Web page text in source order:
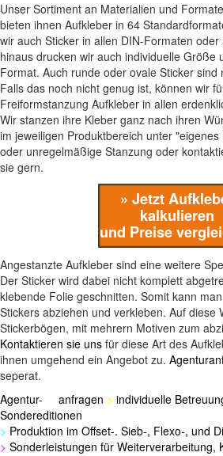
Unser Sortiment an Materialien und
bieten ihnen Aufkleber in 64
wir auch Sticker in allen DIN-Formaten oder
hinaus drucken wir auch individuelle Größe
Format. Auch runde oder ovale Sticker sind
Falls das noch nicht genug ist, können wir
Freiformstanzung Aufkleber in allen
Wir stanzen ihre Kleber ganz nach ihren
im jeweiligen Produktbereich unter
oder unregelmäßige Stanzung oder
sie gern.
» Jetzt
kalkulieren
und Preise
Angestanzte Aufkleber sind eine weitere
Der Sticker wird dabei nicht komplett
klebende Folie geschnitten. Somit kann
Stickers abziehen und verkleben. Auf diese
Stickerbögen, mit mehrern Motiven zum
Kontaktieren sie uns für diese Art des
ihnen umgehend ein Angebot zu.
seperat.
Agentur- anfragen > individuelle
Sondereditionen
> Produktion im Offset-. Sieb-, Flexo-, und
> Sonderleistungen für Weiterverarbeitung,